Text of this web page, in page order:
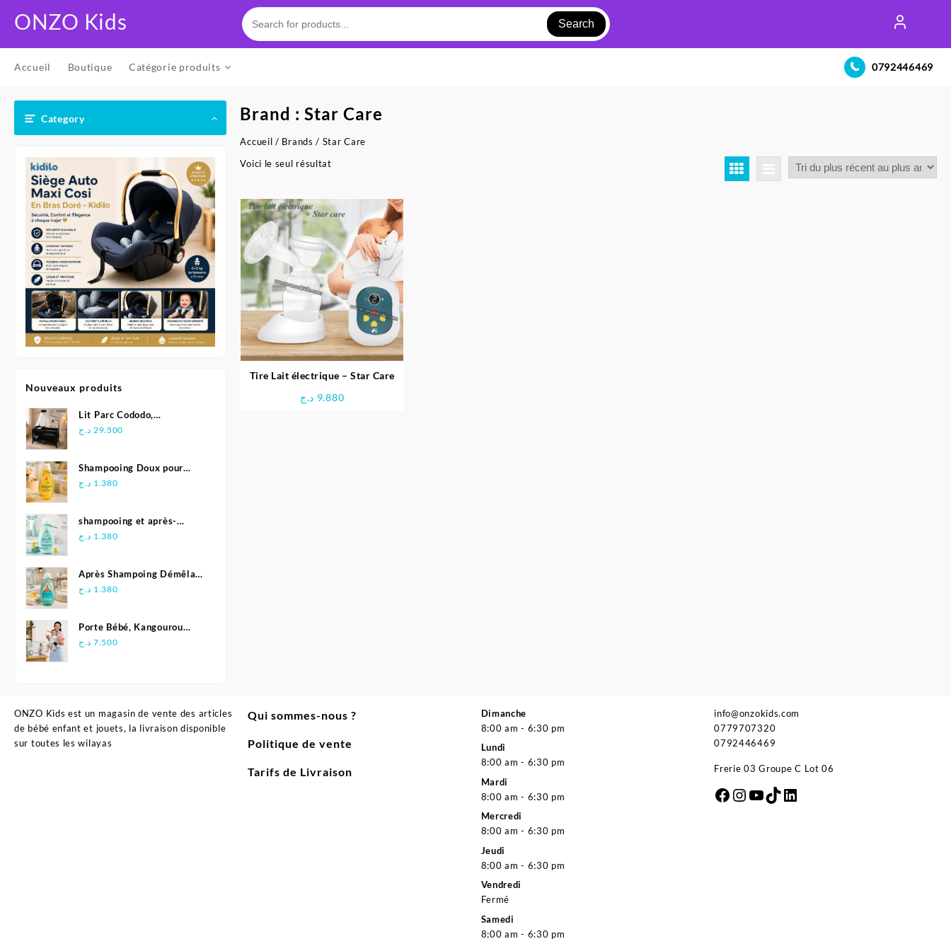
ONZO Kids Search
Accueil Boutique Catégorie produits 0792446469
Category
Nouveaux produits
Lit Parc Cododo,
Multifonction - Kidilo
29.500 د.ج
Shampooing Doux pour
Bébé 500 ml - Johnson's
1.380 د.ج
shampooing et après-
shampoing 2en1 Soft &
1.380 د.ج
Après Shampoing Démêlant
pour bébé - Johnson'S Baby
1.380 د.ج
Porte Bébé, Kangourou
Multifonctionnel
7.500 د.ج
Brand :Star Care
Accueil / Brands / Star Care
Voici le seul résultat
Tire Lait électrique – Star Care
9.880 د.ج
ONZO Kids est un magasin de vente des articles
de bébé enfant et jouets, la livraison disponible
sur toutes les wilayas
Qui sommes-nous ?
Politique de vente
Tarifs de Livraison
Dimanche
8:00 am - 6:30 pm
Lundi
8:00 am - 6:30 pm
Mardi
8:00 am - 6:30 pm
Mercredi
8:00 am - 6:30 pm
Jeudi
8:00 am - 6:30 pm
Vendredi
Fermé
Samedi
8:00 am - 6:30 pm
info@onzokids.com
0779707320
0792446469
Frerie 03 Groupe C Lot 06
Facebook
Instagram
YouTube
TikTok
LinkedIn